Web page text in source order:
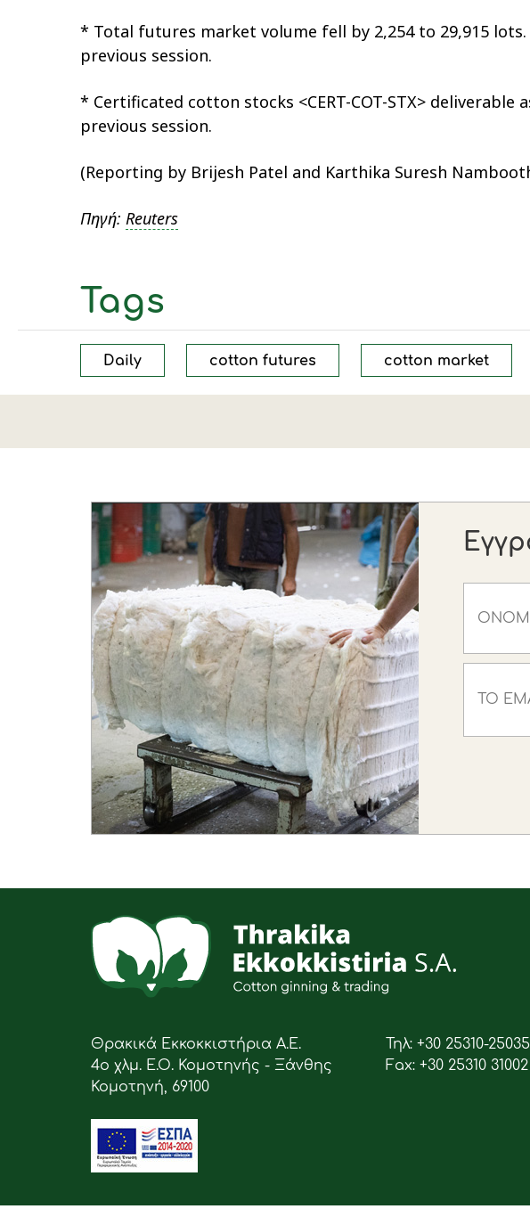
* Total futures market volume fell by 2,254 to 29,915
previous session.
* Certificated cotton stocks <CERT-COT-STX>
previous session.
(Reporting by Brijesh Patel and Karthika Suresh
Πηγή: Reuters
Tags
Daily cotton futures cotton market
Θρακικά Εκκοκκιστήρια Α.Ε.
4ο χλμ. Ε.Ο. Κομοτηνής - Ξάνθης
Κομοτηνή, 69100
Τηλ: +30 25310-25035
Fax: +30 25310 31002